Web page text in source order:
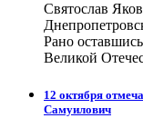
Святослав
Рано
Великой
12 октября
Самуилович